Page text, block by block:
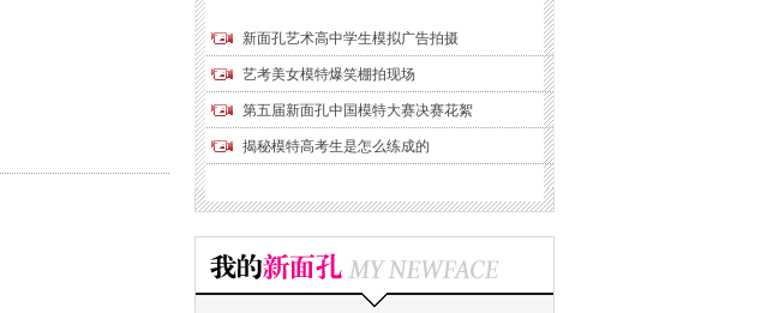
新面孔艺术高中学生模拟广告拍摄
艺考美女模特爆笑棚拍现场
第五届新面孔中国模特大赛决赛花絮
揭秘模特高考生是怎么练成的